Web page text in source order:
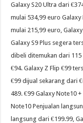
Galaxy S20 Ultra dari
mulai 534,99 euro
mulai 215,99 euro,
Galaxy S9 Plus segera
dibeli ditemukan dari 115
€94. Galaxy Z Flip €99
€99 dijual sekarang dari
489. €99 Galaxy Note10
Note10 Penjualan
langsung dari €199.99,